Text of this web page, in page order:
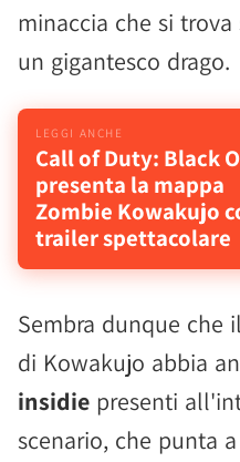
minaccia che si
un gigantesco drago.
Call of Duty: Black
presenta la mappa
Zombie Kowakujo
trailer spettacolare
Sembra dunque che
di Kowakujo abbia
insidie presenti
scenario, che punta